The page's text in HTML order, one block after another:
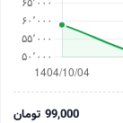
99,000 تومان